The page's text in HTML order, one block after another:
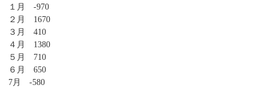
１月 -970
２月 1670
３月 410
４月 1380
５月 710
６月 650
7月 -580